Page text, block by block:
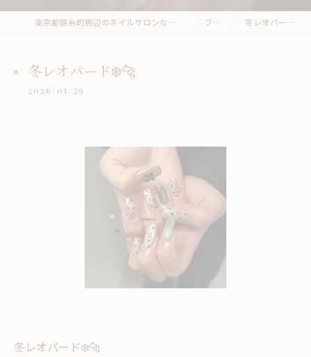
東京都錦糸町周辺のネイルサロンならneroria nail ブログ 冬レオパード❄️🐆
冬レオパード❄️🐆
2026/01/29
冬レオパード❄️🐆